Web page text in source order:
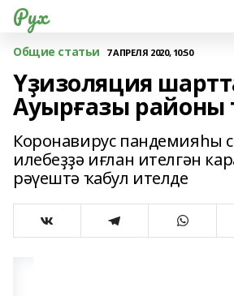
Рух
Общие статьи 7 АПРЕЛЯ 2020, 10:50
Үҙизоляция
Ауырғазы
Коронавирус пандемияһы
илебеҙҙә иғлан ителгән
рәүештә ҡабул ителде